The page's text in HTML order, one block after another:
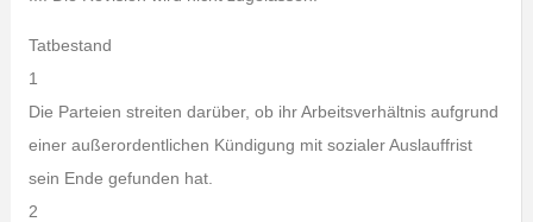
Tatbestand
1
Die Parteien streiten darüber, ob ihr Arbeitsverhältnis aufgrund
einer außerordentlichen Kündigung mit sozialer Auslauffrist
sein Ende gefunden hat.
2